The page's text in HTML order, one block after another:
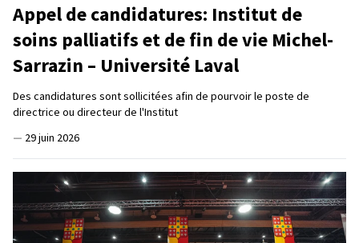
Appel de candidatures: Institut de
soins palliatifs et de fin de vie Michel-
Sarrazin – Université Laval
Des candidatures sont sollicitées afin de pourvoir le poste de
directrice ou directeur de l'Institut
— 29 juin 2026